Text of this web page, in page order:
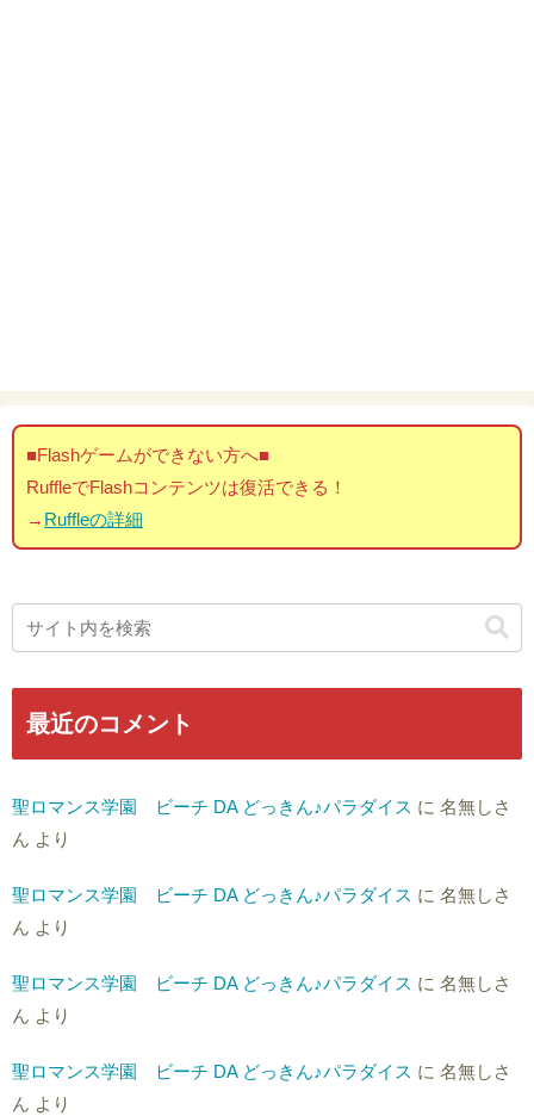
■Flashゲームができない方へ■
RuffleでFlashコンテンツは復活できる！
→ Ruffleの詳細
最近のコメント
聖ロマンス学園 ビーチ DA どっきん♪パラダイス に 名無しさ
ん より
聖ロマンス学園 ビーチ DA どっきん♪パラダイス に 名無しさ
ん より
聖ロマンス学園 ビーチ DA どっきん♪パラダイス に 名無しさ
ん より
聖ロマンス学園 ビーチ DA どっきん♪パラダイス に 名無しさ
ん より